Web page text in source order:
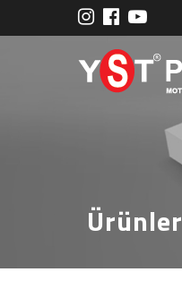
Ürünler